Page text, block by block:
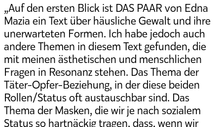
„Auf den ersten Blick ist DAS PAAR von Edna
Mazia ein Text über häusliche Gewalt und ihre
unerwarteten Formen. Ich habe jedoch auch
andere Themen in diesem Text gefunden, die
mit meinen ästhetischen und menschlichen
Fragen in Resonanz stehen. Das Thema der
Täter-Opfer-Beziehung, in der diese beiden
Rollen/Status oft austauschbar sind. Das
Thema der Masken, die wir je nach sozialem
Status so hartnäckig tragen, dass, wenn wir